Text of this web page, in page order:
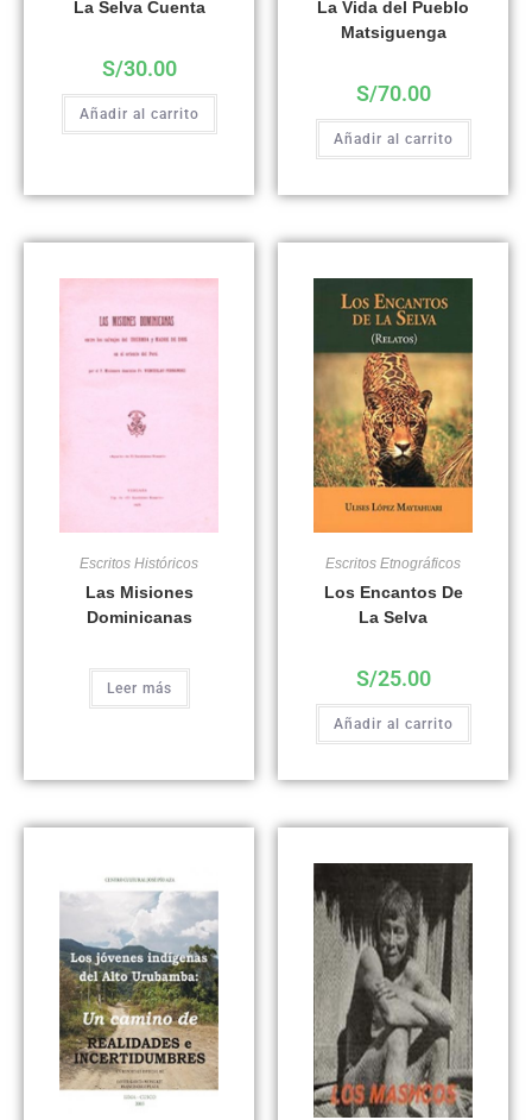
La Selva Cuenta
S/30.00
Añadir al carrito
La Vida del Pueblo
Matsiguenga
S/70.00
Añadir al carrito
Escritos Históricos
Las Misiones
Dominicanas
Leer más
Escritos Etnográficos
Los Encantos De
La Selva
S/25.00
Añadir al carrito